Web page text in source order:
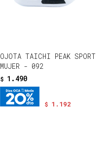
OJOTA TAICHI PEAK SPORT
MUJER - 092
$ 1.490
$ 1.192